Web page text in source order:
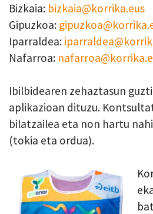
Bizkaia: bizkaia@korrika.eus
Gipuzkoa:
Iparraldea:
Nafarroa:
Ibilbidearen zehaztasun
aplikazioan dituzu.
bilatzailea eta non hartu
(tokia eta ordua).